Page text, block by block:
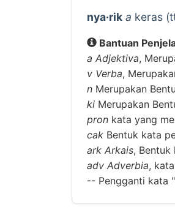
nya·rik a keras
Bantuan
a Adjektiva,
v Verba,
n Merupakan
ki Merupakan
pron kata yang
cak Bentuk kata
ark Arkais,
adv Adverbia,
-- Pengganti kata